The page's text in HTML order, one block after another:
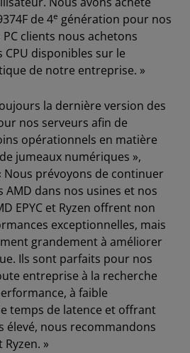
de 4e génération pour nos
clients nous achetons
disponibles sur le
de notre entreprise. »
la dernière version des
nos serveurs afin de
opérationnels en matière
jumeaux numériques »,
Nous prévoyons de continuer
dans nos usines et nos
EPYC et Ryzen offrent non
exceptionnelles, mais
grandement à améliorer
Ils sont parfaits pour nos
entreprise à la recherche
à faible
temps de latence et offrant
nous recommandons
Ryzen. »